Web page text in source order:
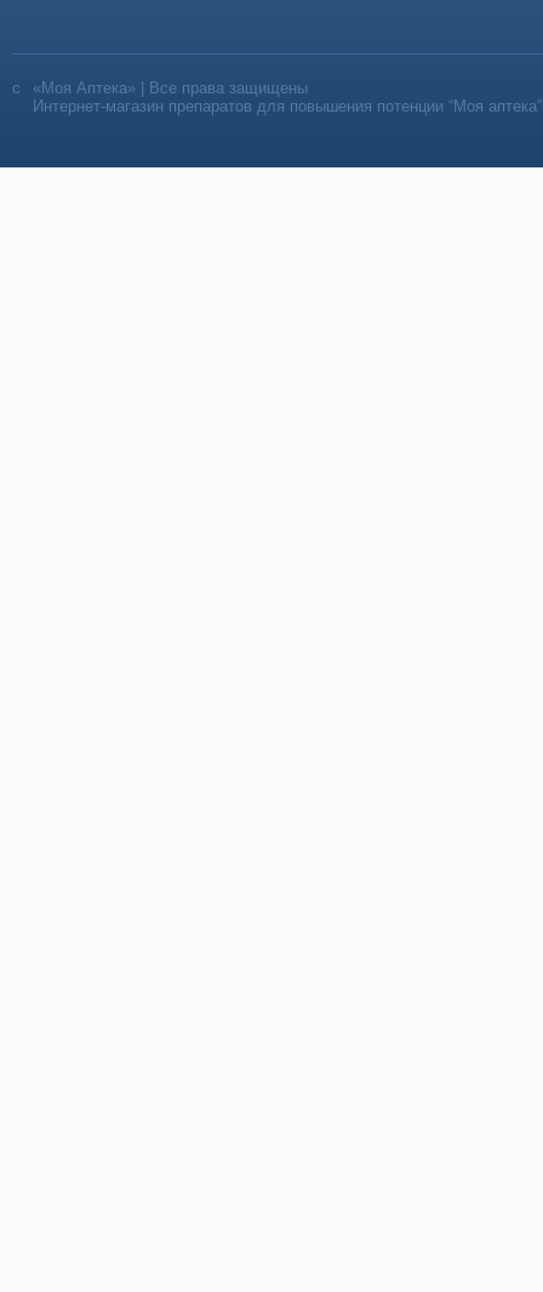
«Моя Аптека» | Все права защищены
Интернет-магазин препаратов для повышения потенции “Моя